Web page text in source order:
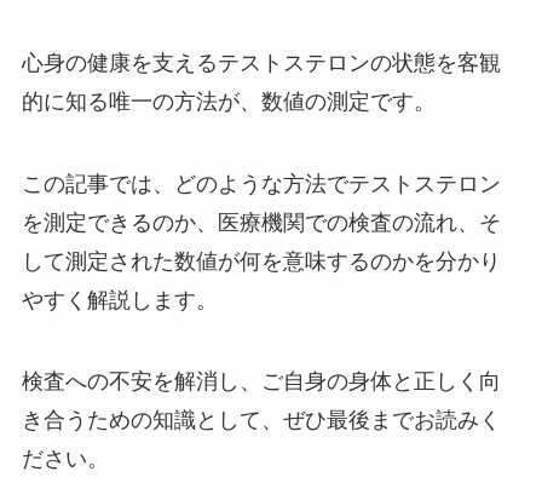
心身の健康を支えるテストステロンの状態を客観
的に知る唯一の方法が、数値の測定です。
この記事では、どのような方法でテストステロン
を測定できるのか、医療機関での検査の流れ、そ
して測定された数値が何を意味するのかを分かり
やすく解説します。
検査への不安を解消し、ご自身の身体と正しく向
き合うための知識として、ぜひ最後までお読みく
ださい。